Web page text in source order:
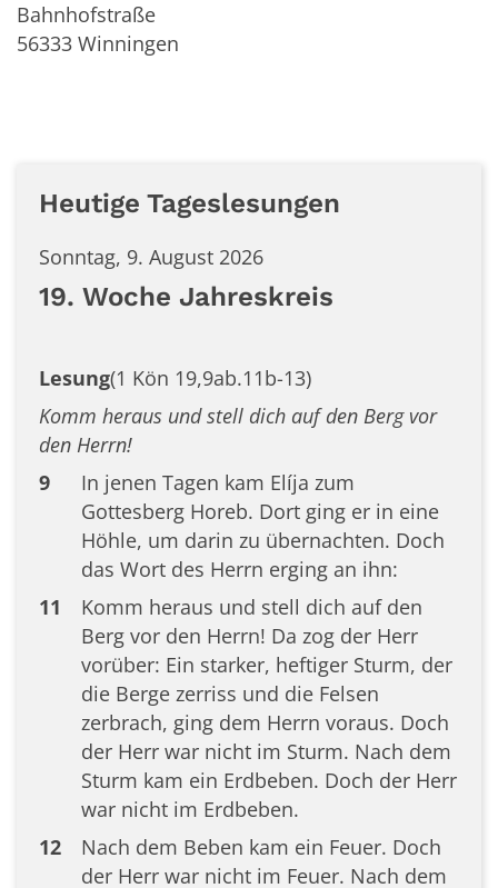
Bahnhofstraße
56333 Winningen
Heutige Tageslesungen
Sonntag, 9. August 2026
19. Woche Jahreskreis
Lesung(1 Kön 19,9ab.11b-13)
Komm heraus und stell dich auf den Berg vor
den Herrn!
9
In jenen Tagen kam Elíja zum
Gottesberg Horeb. Dort ging er in eine
Höhle, um darin zu übernachten. Doch
das Wort des Herrn erging an ihn:
11
Komm heraus und stell dich auf den
Berg vor den Herrn! Da zog der Herr
vorüber: Ein starker, heftiger Sturm, der
die Berge zerriss und die Felsen
zerbrach, ging dem Herrn voraus. Doch
der Herr war nicht im Sturm. Nach dem
Sturm kam ein Erdbeben. Doch der Herr
war nicht im Erdbeben.
12
Nach dem Beben kam ein Feuer. Doch
der Herr war nicht im Feuer. Nach dem